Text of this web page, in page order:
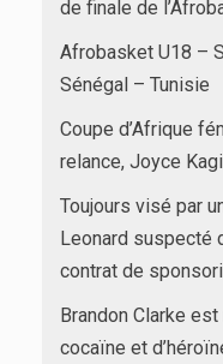
de finale de
Afrobasket U18 –
Sénégal – Tunisie
Coupe d’Afrique
relance, Joyce
Toujours visé par
Leonard suspecté
contrat de
Brandon Clarke
cocaïne et